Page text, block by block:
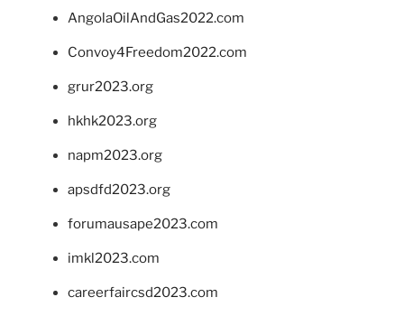
AngolaOilAndGas2022.com
Convoy4Freedom2022.com
grur2023.org
hkhk2023.org
napm2023.org
apsdfd2023.org
forumausape2023.com
imkl2023.com
careerfaircsd2023.com